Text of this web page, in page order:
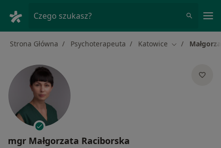
Czego szukasz?
Strona Główna Psychoterapeuta Katowice Zmień miasto
mgr Małgorzata Raciborska